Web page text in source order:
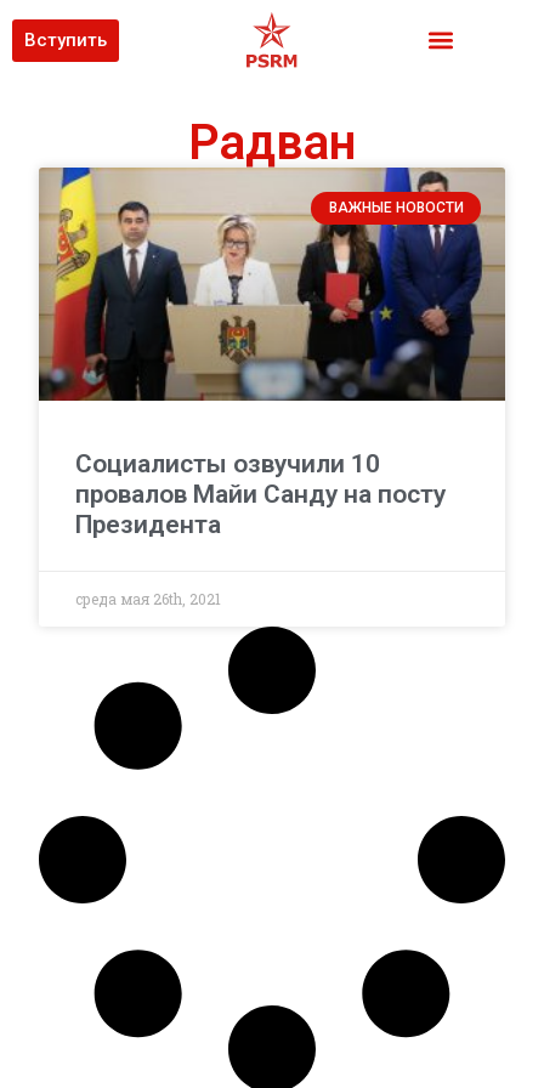
Вступить
Радван
ВАЖНЫЕ НОВОСТИ
Социалисты озвучили 10
провалов Майи Санду на посту
Президента
среда мая 26th, 2021